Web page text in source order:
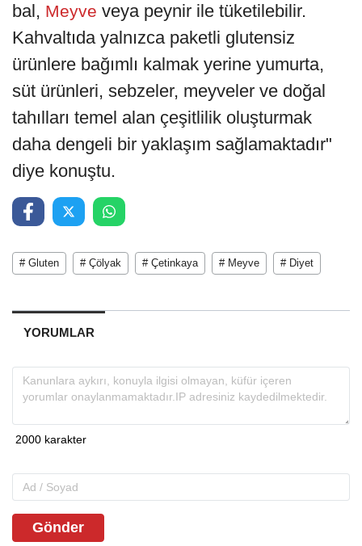
bal, Meyve veya peynir ile tüketilebilir.
Kahvaltıda yalnızca paketli glutensiz
ürünlere bağımlı kalmak yerine yumurta,
süt ürünleri, sebzeler, meyveler ve doğal
tahılları temel alan çeşitlilik oluşturmak
daha dengeli bir yaklaşım sağlamaktadır"
diye konuştu.
# Gluten # Çölyak # Çetinkaya # Meyve # Diyet
YORUMLAR
Gönder